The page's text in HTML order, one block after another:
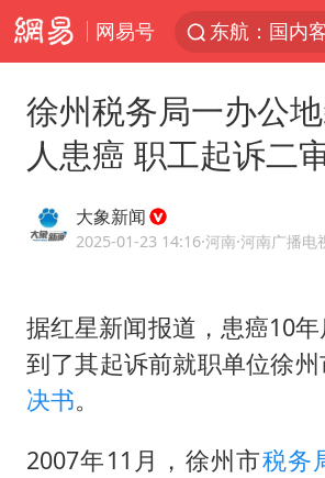
网易号
向鹏0-3不敌
百花奖开幕
刘国正说向
我国外贸延
徐州税务局一办公
人患癌 职工起诉二
大象新闻
2025-01-23 14:16·河南
据红星新闻报道，患癌10
到了其起诉前就职单位徐
决书。
2007年11月，徐州市税务